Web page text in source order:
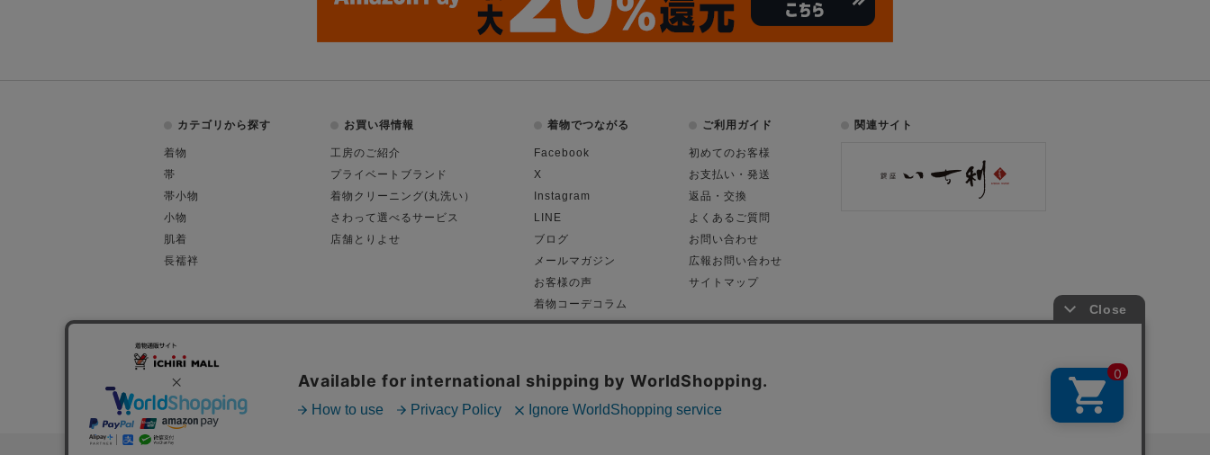
カテゴリから探す
着物
帯
帯小物
小物
肌着
長襦袢
お買い得情報
工房のご紹介
プライベートブランド
着物クリーニング(丸洗い）
さわって選べるサービス
店舗とりよせ
着物でつながる
Facebook
X
Instagram
LINE
ブログ
メールマガジン
お客様の声
着物コーデコラム
ご利用ガイド
初めてのお客様
お支払い・発送
返品・交換
よくあるご質問
お問い合わせ
広報お問い合わせ
サイトマップ
関連サイト